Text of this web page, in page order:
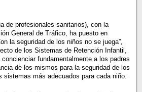
de profesionales sanitarios), con la
General de Tráfico, ha puesto en
la seguridad de los niños no se juega”,
de los Sistemas de Retención Infantil,
fundamentalmente a los padres
de los mismos para la seguridad de los
sistemas más adecuados para cada niño.